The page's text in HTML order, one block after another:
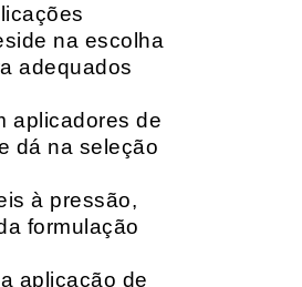
na escolha
adequados
aplicadores de
dá na seleção
à pressão,
formulação
aplicação de